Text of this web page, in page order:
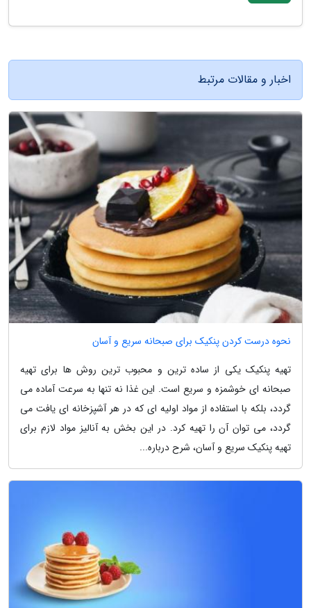
اخبار و مقالات مرتبط
نحوه درست کردن پنکیک برای صبحانه سریع و آسان
تهیه پنکیک یکی از ساده ترین و محبوب ترین روش ها برای تهیه
صبحانه ای خوشمزه و سریع است. این غذا نه تنها به سرعت آماده می
گردد، بلکه با استفاده از مواد اولیه ای که در هر آشپزخانه ای یافت می
گردد، می توان آن را تهیه کرد. در این بخش به آنالیز مواد لازم برای
تهیه پنکیک سریع و آسان، شرح درباره...